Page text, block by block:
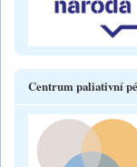
Centrum paliativní